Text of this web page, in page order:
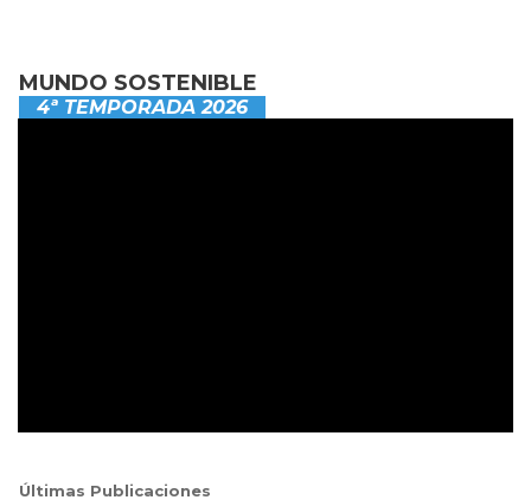
MUNDO SOSTENIBLE
4ª TEMPORADA 2026
Últimas Publicaciones